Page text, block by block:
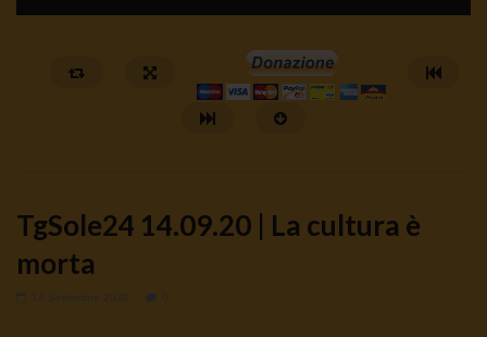
TgSole24 14.09.20 | La cultura è
morta